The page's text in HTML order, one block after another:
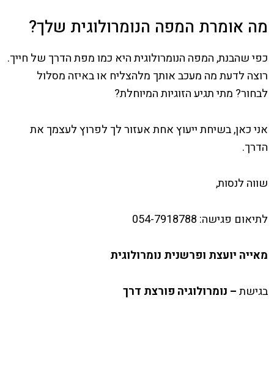
מה אומרת המפה הנומרולוגית שלך?
כפי שהבנת, המפה הנומרולוגית היא כמו מפת הדרך של חייך.
רוצה לדעת מה מעכב אותך מלהצליח או באיזה מסלול
לבחור? מתי תגיע הזוגיות המיוחלת?
אני כאן, בשיחת ייעוץ אחת אעזור לך לפרוץ לעצמך את
הדרך.
שווה לנסות,
לתיאום פגישה: 054-7918788
מאייה יועצת ופרשנית נומרולוגית
בגישת– נומרולוגיה פורצת דרך